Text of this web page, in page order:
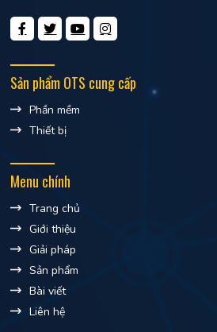
Sản phẩm OTS cung cấp
Phần mềm
Thiết bị
Menu chính
Trang chủ
Giới thiệu
Giải pháp
Sản phẩm
Bài viết
Liên hệ